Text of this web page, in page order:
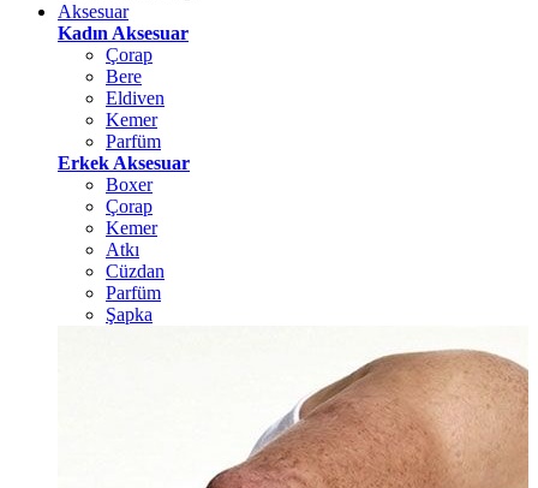
Aksesuar
Kadın Aksesuar
Çorap
Bere
Eldiven
Kemer
Parfüm
Erkek Aksesuar
Boxer
Çorap
Kemer
Atkı
Cüzdan
Parfüm
Şapka